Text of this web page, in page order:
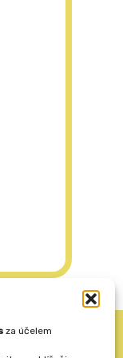
za účelem